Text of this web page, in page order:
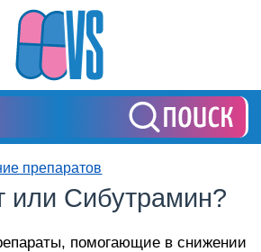
препаратов
или Сибутрамин?
помогающие в снижении